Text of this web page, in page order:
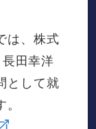
は、株式
田幸洋
として就